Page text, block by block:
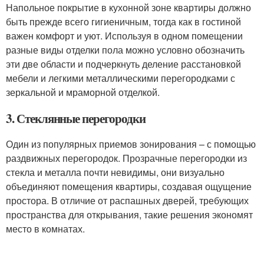
Напольное покрытие в кухонной зоне квартиры должно
быть прежде всего гигиеничным, тогда как в гостиной
важен комфорт и уют. Используя в одном помещении
разные виды отделки пола можно условно обозначить
эти две области и подчеркнуть деление расстановкой
мебели и легкими металлическими перегородками с
зеркальной и мраморной отделкой.
3. Стеклянные перегородки
Один из популярных приемов зонирования – с помощью
раздвижных перегородок. Прозрачные перегородки из
стекла и металла почти невидимы, они визуально
объединяют помещения квартиры, создавая ощущение
простора. В отличие от распашных дверей, требующих
пространства для открывания, такие решения экономят
место в комнатах.